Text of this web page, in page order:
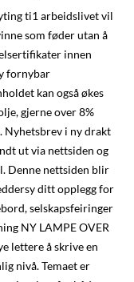
ti1 arbeidslivet vil
som føder utan å
innen
fornybar
kan også økes
gjerne over 8%
Nyhetsbrev i ny drakt
ut via nettsiden og
Denne nettsiden blir
ditt opplegg for
selskapsfeiringer
NY LAMPE OVER
lettere å skrive en
nivå. Temaet er